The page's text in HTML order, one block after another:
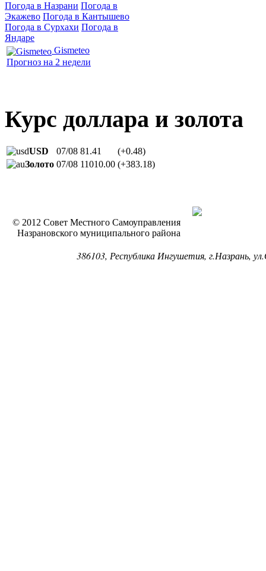
Погода в Назрани Погода в
Экажево Погода в Кантышево
Погода в Сурхахи Погода в
Яндаре
Gismeteo
Прогноз на 2 недели
Курс доллара и золота
USD 07/08 81.41
(+0.48)
Золото 07/08 11010.00 (+383.18)
© 2012 Совет Местного Самоуправления
Назрановского муниципального района
386103, Республика Ингушетия, г.Назрань,